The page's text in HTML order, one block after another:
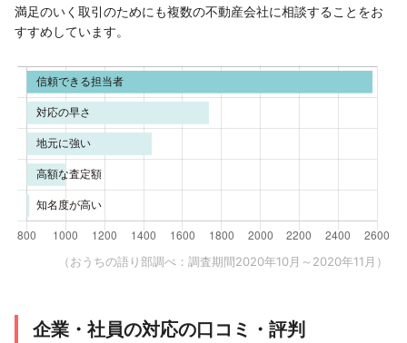
満足のいく取引のためにも複数の不動産会社に相談することをお
すすめしています。
（おうちの語り部調べ：調査期間2020年10月～2020年11月）
企業・社員の対応の口コミ・評判